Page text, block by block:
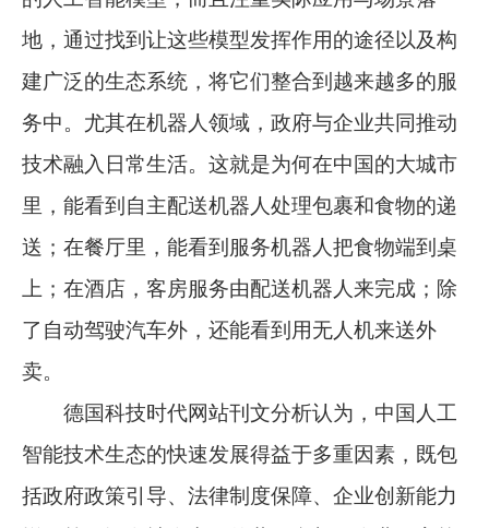
地，通过找到让这些模型发挥作用的途径以及构
建广泛的生态系统，将它们整合到越来越多的服
务中。尤其在机器人领域，政府与企业共同推动
技术融入日常生活。这就是为何在中国的大城市
里，能看到自主配送机器人处理包裹和食物的递
送；在餐厅里，能看到服务机器人把食物端到桌
上；在酒店，客房服务由配送机器人来完成；除
了自动驾驶汽车外，还能看到用无人机来送外
卖。
德国科技时代网站刊文分析认为，中国人工
智能技术生态的快速发展得益于多重因素，既包
括政府政策引导、法律制度保障、企业创新能力